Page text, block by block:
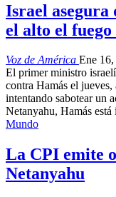
Israel asegura
el alto el fuego
Voz de América Ene
El primer ministro
contra Hamás el
intentando sabotear un
Netanyahu, Hamás
Mundo
La CPI emite
Netanyahu